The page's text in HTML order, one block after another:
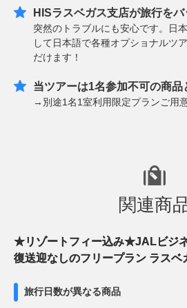
HISラスベガス支店が旅行をバ
突然のトラブルにも安心です。日
して日本語で各種オプショナルツ
だけます！
当ツアーは1名参加不可の商品
→別途1名1室利用限定プランご用
関連商
★リゾートフィー込み★JALビジ
復送迎なしのフリープラン ラスベ
旅行日数が異なる商品